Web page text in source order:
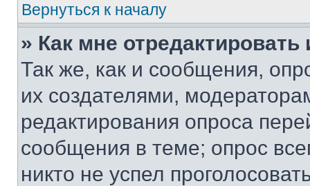
Вернуться к началу
» Как мне
Так же, как и сообщения,
их создателями,
редактирования опроса
сообщения в теме; опрос
никто не успел